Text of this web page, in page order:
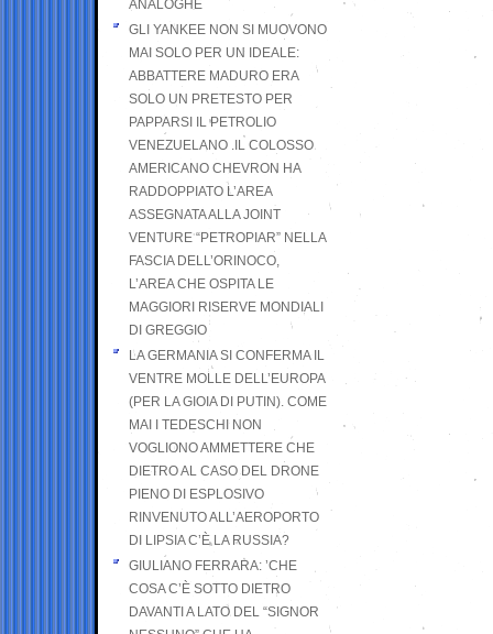
ANALOGHE
GLI YANKEE NON SI MUOVONO
MAI SOLO PER UN IDEALE:
ABBATTERE MADURO ERA
SOLO UN PRETESTO PER
PAPPARSI IL PETROLIO
VENEZUELANO .IL COLOSSO
AMERICANO CHEVRON HA
RADDOPPIATO L’AREA
ASSEGNATA ALLA JOINT
VENTURE “PETROPIAR” NELLA
FASCIA DELL’ORINOCO,
L’AREA CHE OSPITA LE
MAGGIORI RISERVE MONDIALI
DI GREGGIO
LA GERMANIA SI CONFERMA IL
VENTRE MOLLE DELL’EUROPA
(PER LA GIOIA DI PUTIN). COME
MAI I TEDESCHI NON
VOGLIONO AMMETTERE CHE
DIETRO AL CASO DEL DRONE
PIENO DI ESPLOSIVO
RINVENUTO ALL’AEROPORTO
DI LIPSIA C’È LA RUSSIA?
GIULIANO FERRARA: ’CHE
COSA C’È SOTTO DIETRO
DAVANTI A LATO DEL “SIGNOR